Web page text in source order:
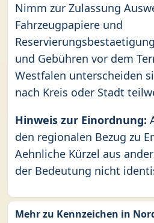
Nimm zur Zulassung
Fahrzeugpapiere und
und Gebühren vor dem
Westfalen unterscheiden
nach Kreis oder Stadt
Hinweis zur Einordnung:
den regionalen Bezug zu
Aehnliche Kürzel aus
der Bedeutung nicht
Mehr zu Kennzeichen in